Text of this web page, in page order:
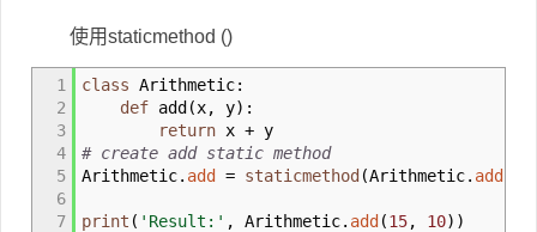
使用staticmethod ()
1
2
3
4
5
6
7
class Arithmetic:
def add (x, y) :
return x + y
# create add static method
Arithmetic. add = staticmethod (Arithmetic. add
print ( 'Result:' , Arithmetic. add (15, 10) )